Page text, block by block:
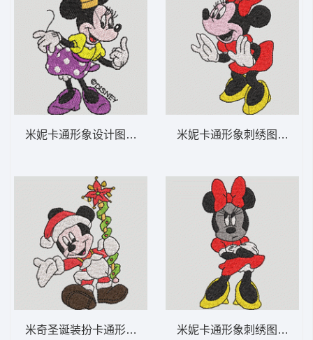
米妮卡通形象设计图 米妮 33-DST格式
米奇圣诞装扮卡通形象 米妮 32-DST格式
米妮卡通形象刺绣图案 米
米妮卡通形象刺绣图案 米